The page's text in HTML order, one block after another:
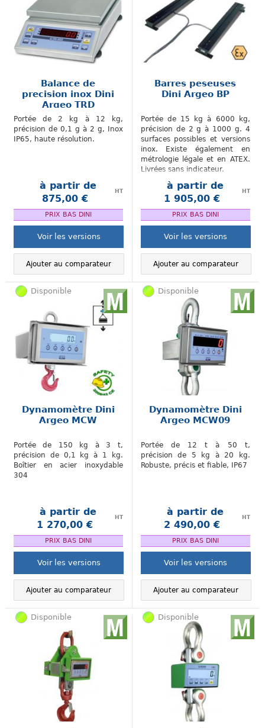
Balance de
precision inox Dini
Argeo TRD
Portée de 2 kg à 12 kg,
précision de 0,1 g à 2 g, Inox
IP65, haute résolution.
à partir de
875,00 €
HT
PRIX BAS DINI
Voir les versions
Ajouter au comparateur
Barres peseuses
Dini Argeo BP
Portée de 15 kg à 6000 kg,
précision de 2 g à 1000 g. 4
surfaces possibles et versions
inox. Existe également en
métrologie légale et en ATEX.
Livrées sans indicateur.
à partir de
1 905,00 €
HT
PRIX BAS DINI
Voir les versions
Ajouter au comparateur
Disponible
Dynamomètre Dini
Argeo MCW
Portée de 150 kg à 3 t,
précision de 0,1 kg à 1 kg.
Boîtier en acier inoxydable
304
à partir de
1 270,00 €
HT
PRIX BAS DINI
Voir les versions
Ajouter au comparateur
Disponible
Dynamomètre Dini
Argeo MCW09
Portée de 12 t à 50 t,
précision de 5 kg à 20 kg.
Robuste, précis et fiable, IP67
à partir de
2 490,00 €
HT
PRIX BAS DINI
Voir les versions
Ajouter au comparateur
Disponible Disponible